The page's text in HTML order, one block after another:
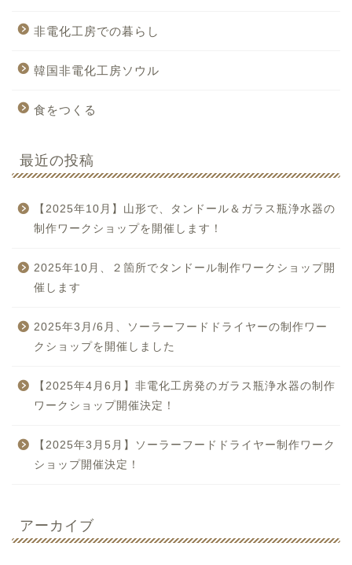
非電化工房での暮らし
韓国非電化工房ソウル
食をつくる
最近の投稿
【2025年10月】山形で、タンドール＆ガラス瓶浄水器の
制作ワークショップを開催します！
2025年10月、２箇所でタンドール制作ワークショップ開
催します
2025年3月/6月、ソーラーフードドライヤーの制作ワー
クショップを開催しました
【2025年4月6月】非電化工房発のガラス瓶浄水器の制作
ワークショップ開催決定！
【2025年3月5月】ソーラーフードドライヤー制作ワーク
ショップ開催決定！
アーカイブ